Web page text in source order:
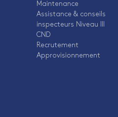
Maintenance
Assistance & conseils
inspecteurs Niveau III
CND
Recrutement
Approvisionnement